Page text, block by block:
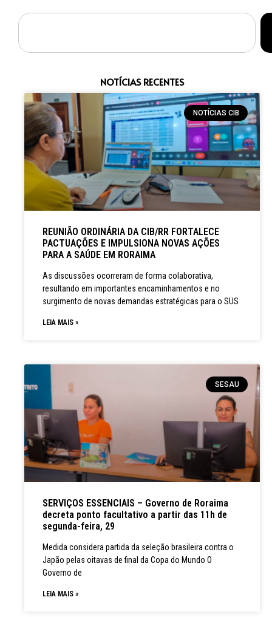
NOTÍCIAS RECENTES
NOTÍCIAS CIB
REUNIÃO ORDINÁRIA DA CIB/RR FORTALECE
PACTUAÇÕES E IMPULSIONA NOVAS AÇÕES
PARA A SAÚDE EM RORAIMA
As discussões ocorreram de forma colaborativa,
resultando em importantes encaminhamentos e no
surgimento de novas demandas estratégicas para o SUS
LEIA MAIS »
SESAU
SERVIÇOS ESSENCIAIS – Governo de Roraima
decreta ponto facultativo a partir das 11h de
segunda-feira, 29
Medida considera partida da seleção brasileira contra o
Japão pelas oitavas de final da Copa do Mundo O
Governo de
LEIA MAIS »